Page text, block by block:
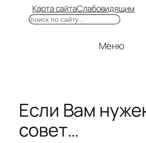
Карта сайтаСлабовидящим
Поиск
Меню
Если Вам
совет…